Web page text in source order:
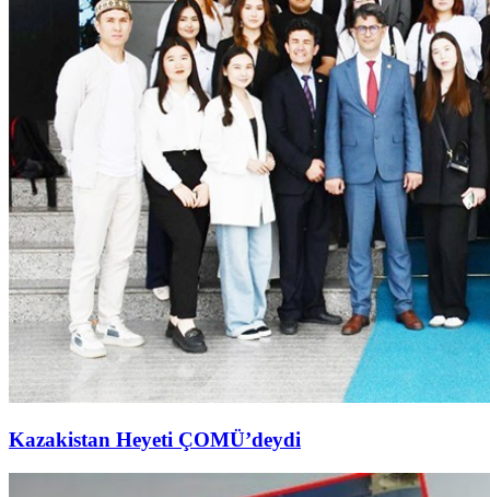
Kazakistan Heyeti ÇOMÜ’deydi